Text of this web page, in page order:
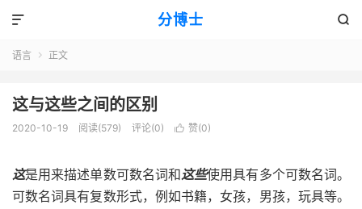
分博士 

语言  正文
这与这些之间的区别
2020-10-19 阅读(579) 评论(0)  赞(0)
这是用来描述单数可数名词和这些使用具有多个可数名词。
可数名词具有复数形式，例如书籍，女孩，男孩，玩具等。